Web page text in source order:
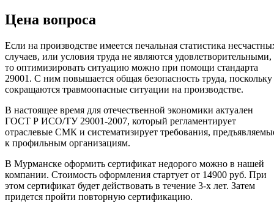
Цена вопроса
Если на производстве имеется печальная статистика
случаев, или условия труда не являются удовлетворительными,
то оптимизировать ситуацию можно при помощи стандарта
29001. С ним повышается общая безопасность труда, поскольку
сокращаются травмоопасные ситуации на производстве.
В настоящее время для отечественной экономики актуален
ГОСТ Р ИСО/ТУ 29001-2007, который регламентирует
отраслевые СМК и систематизирует требования,
к профильным организациям.
В Мурманске оформить сертификат недорого можно в нашей
компании. Стоимость оформления стартует от 14900 руб. При
этом сертификат будет действовать в течение 3-х лет. Затем
придется пройти повторную сертификацию.